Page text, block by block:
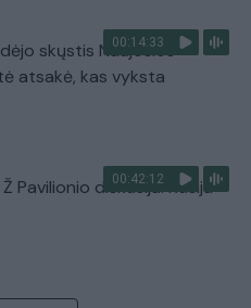
00:14:33
skųstis Naujosios
atsakė, kas vyksta
00:42:12
Pavilionio diskusija: Rusija